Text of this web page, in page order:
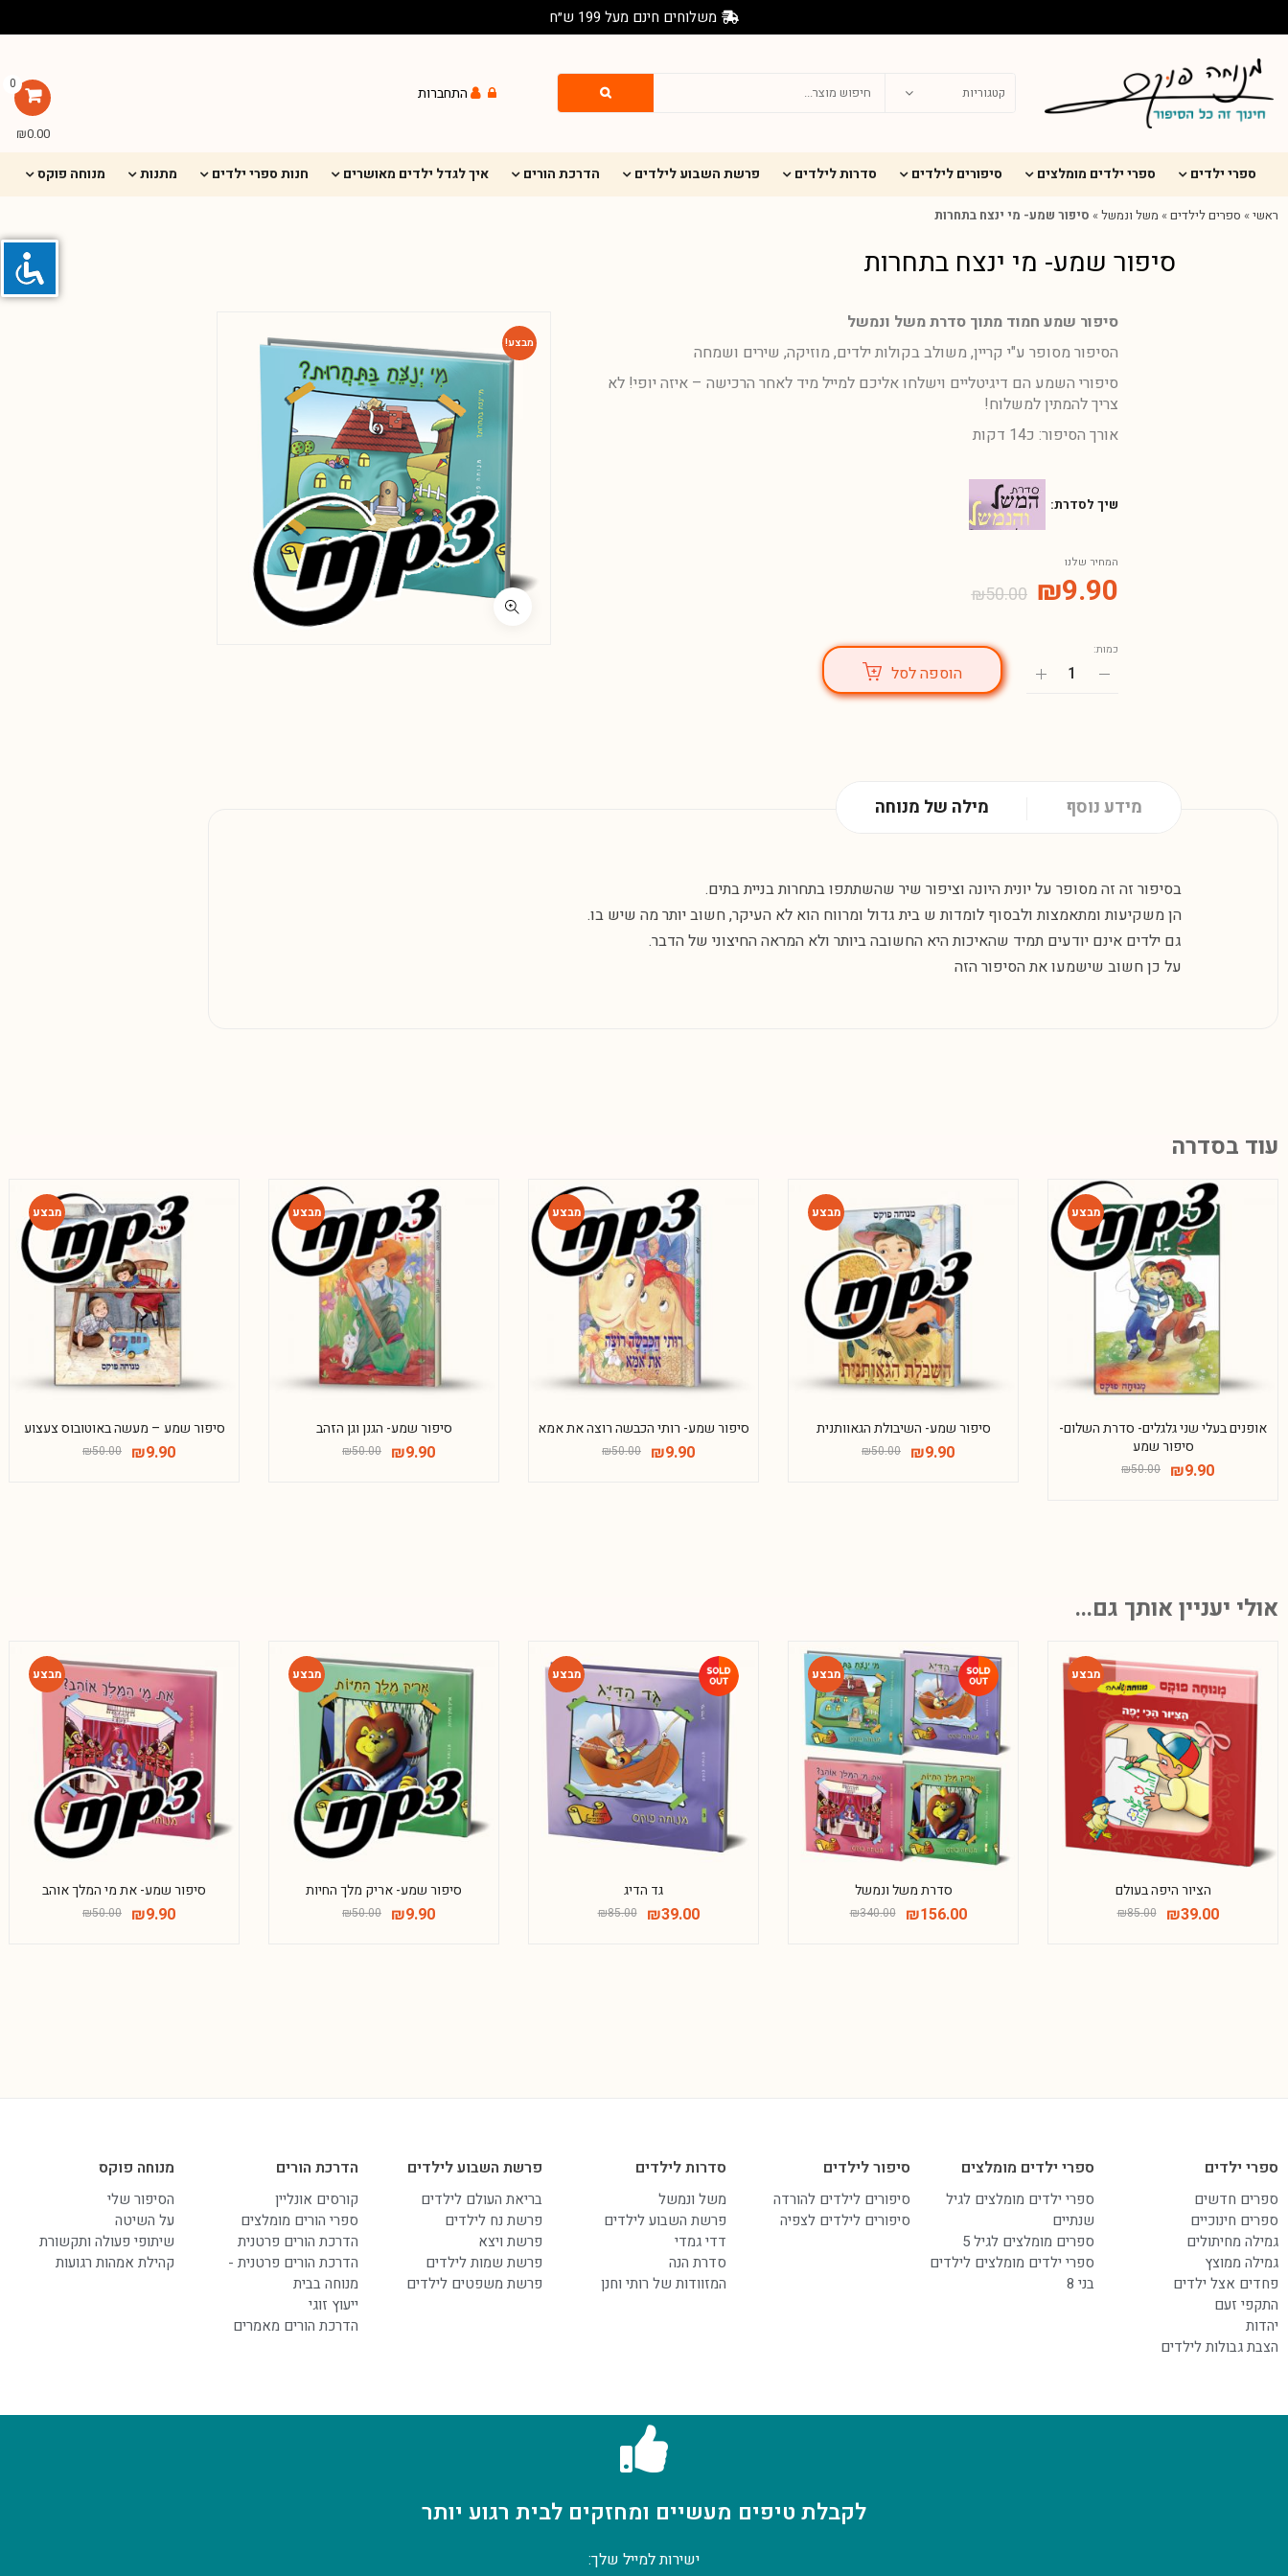
משלוחים חינם מעל 199 ש״ח
התחברות 0
₪0.00
ספרי ילדים ספרי ילדים מומלצים סיפורים לילדים סדרות לילדים פרשת השבוע לילדים הדרכת הורים איך לגדל ילדים מאושרים חנות ספרי ילדים מתנות מנוחה פוקס
ראשי» ספרים לילדים» משל ונמשל» סיפור שמע- מי ינצח בתחרות
סיפור שמע- מי ינצח בתחרות
סיפור שמע חמוד מתוך סדרת משל ונמשל
הסיפור מסופר ע"י קריין, משולב בקולות ילדים, מוזיקה, שירים ושמחה
סיפורי השמע הם דיגיטליים וישלחו אליכם למייל מיד לאחר הרכישה – איזה יופי! לא
צריך להמתין למשלוח!
אורך הסיפור: כ14 דקות
שיך לסדרת:
המחיר שלנו
₪50.00 ₪9.90
כמות:
הוספה לסל
מבצע!
מילה של מנוחה מידע נוסף
בסיפור זה זה מסופר על יונית היונה וציפור שיר שהשתתפו בתחרות בניית בתים.
הן משקיעות ומתאמצות ולבסוף לומדות ש בית גדול ומרווח הוא לא העיקר, חשוב יותר מה שיש בו.
גם ילדים אינם יודעים תמיד שהאיכות היא החשובה ביותר ולא המראה החיצוני של הדבר.
על כן חשוב שישמעו את הסיפור הזה
עוד בסדרה
סיפור שמע – מעשה באוטובוס צעצוע
₪50.00 ₪9.90
-80%
סיפור שמע- הגנן וגן הזהב
₪50.00 ₪9.90
-80%
סיפור שמע- רותי הכבשה רוצה את אמא
₪50.00 ₪9.90
-80%
סיפור שמע- השיבולת הגאוותנית
₪50.00 ₪9.90
-80%
אופנים בעלי שני גלגלים- סדרת השלום-
סיפור שמע
₪50.00 ₪9.90
אולי יעניין אותך גם...
-80%
סיפור שמע- את מי המלך אוהב
₪50.00 ₪9.90
-80%
סיפור שמע- אריק מלך החיות
₪50.00 ₪9.90
-54%
גד הדיג
₪85.00 ₪39.00
-54%
סדרת משל ונמשל
₪340.00 ₪156.00
הציור היפה בעולם
₪85.00 ₪39.00
ספרי ילדים
ספרים חדשים
ספרים חינוכיים
גמילה מחיתולים
גמילה ממוצץ
פחדים אצל ילדים
התקפי זעם
יהדות
הצבת גבולות לילדים
ספרי ילדים מומלצים
ספרי ילדים מומלצים לגיל
שנתיים
ספרים מומלצים לגיל 5
ספרי ילדים מומלצים לילדים
בני 8
סיפור לילדים
סיפורים לילדים להורדה
סיפורים לילדים לצפיה
סדרות לילדים
משל ונמשל
פרשת השבוע לילדים
דדי גמדי
סדרת הנה
המזוודות של רותי וחנן
פרשת השבוע לילדים
בריאת העולם לילדים
פרשת נח לילדים
פרשת ויצא
פרשת שמות לילדים
פרשת משפטים לילדים
הדרכת הורים
קורסים אונליין
ספרי הורים מומלצים
הדרכת הורים פרטנית
הדרכת הורים פרטנית -
מנוחה בבית
ייעוץ זוגי
הדרכת הורים מאמרים
מנוחה פוקס
הסיפור שלי
על השיטה
שיתופי פעולה ותקשורת
קהילת אמהות רגועות
לקבלת טיפים מעשיים ומחזקים לבית רגוע יותר
ישירות למייל שלך: